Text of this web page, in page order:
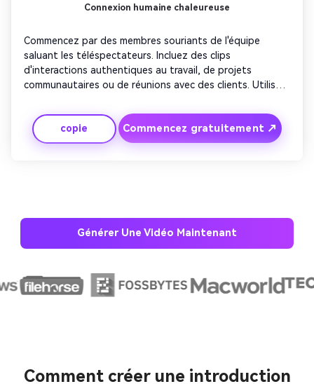
Connexion humaine chaleureuse
Commencez par des membres souriants de l'équipe
saluant les téléspectateurs. Incluez des clips
d'interactions authentiques au travail, de projets
communautaires ou de réunions avec des clients. Utilisez
Ajoutez des superpositions de texte mentionnant la
confiance, le travail d'équipe et l'impact. Mélangez des
poêles lisses avec des transitions cinématographiques.
copie Commencez gratuitement ↗
Générer Une Vidéo Maintenant
Comment créer une introduction
gratuit!